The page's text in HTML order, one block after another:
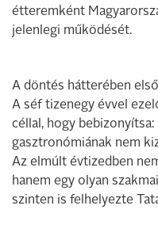
étteremként
jelenlegi működését.
A döntés hátterében
A séf tizenegy évvel
céllal, hogy bebizonyítsa:
gasztronómiának nem
Az elmúlt évtizedben
hanem egy olyan
szinten is felhelyezte